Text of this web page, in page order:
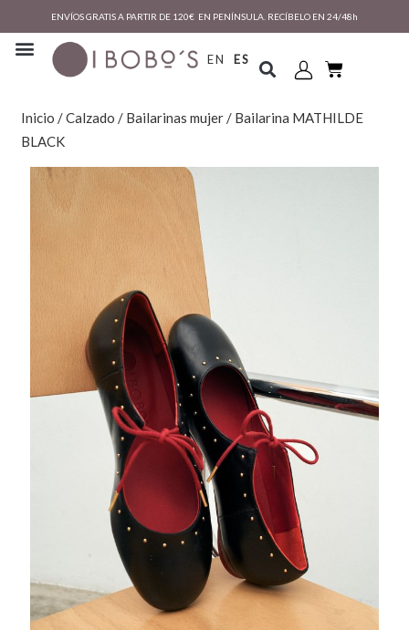
ENVÍOS GRATIS A PARTIR DE 120€ EN PENÍNSULA. RECÍBELO EN 24/48h
EN ES
Inicio /Calzado / Bailarinas mujer/ Bailarina MATHILDE
BLACK